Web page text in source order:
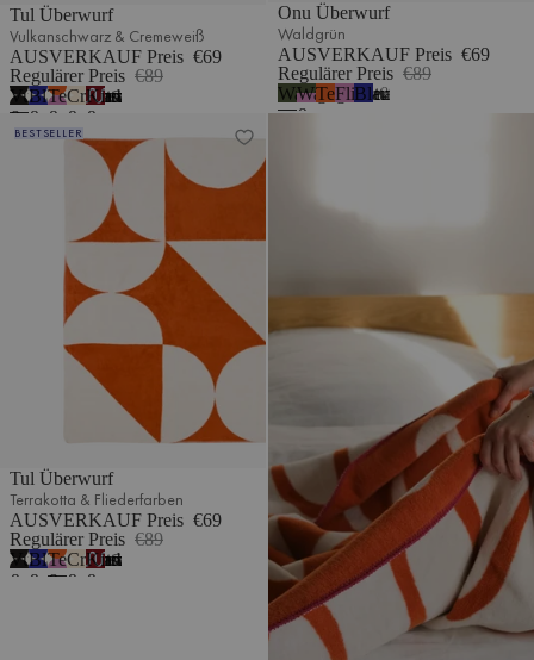
Tul Überwurf
Vulkanschwarz & Cremeweiß
AUSVERKAUF Preis €69
Regulärer Preis €89
Vulkanschwarz
&
Cremeweiß
Blaubeermousse
&
Cremeweiß
Terrakotta
&
Fliederfarben
Cremebeige
&
Cremeweiß
Kirschsaft
&
Blau
7
Onu Überwurf
Waldgrün
AUSVERKAUF Preis €69
Regulärer Preis €89
Waldgrün
Waldgrün
&
Terrakotta
Fliederfarben
Blaubeermousse
2
BESTSELLER
Tul Überwurf
Terrakotta & Fliederfarben
AUSVERKAUF Preis €69
Regulärer Preis €89
Vulkanschwarz
&
Blaubeermousse
&
Terrakotta
&
Cremebeige
&
Kirschsaft
&
7